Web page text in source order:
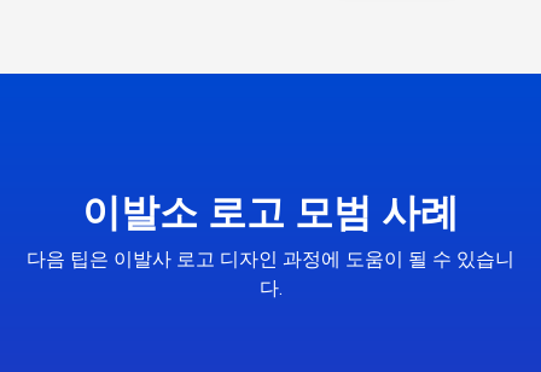
이발소 로고 모범 사례
다음 팁은 이발사 로고 디자인 과정에 도움이 될 수 있습니
다.